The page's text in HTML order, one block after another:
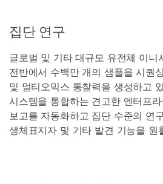
집단 연구
글로벌 및 기타 대규모 유전체 이니
전반에서 수백만 개의 샘플을 시퀀
및 멀티오믹스 통찰력을 생성하고
시스템을 통합하는 견고한 엔터프
보고를 자동화하고 집단 수준의 연
생체표지자 및 기타 발견 기능을 원